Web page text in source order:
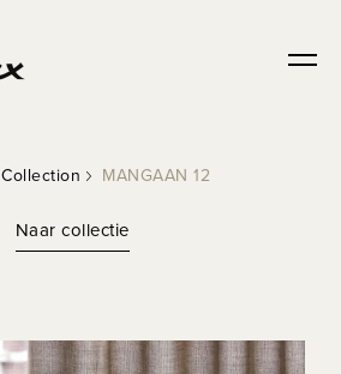
Collection MANGAAN 12
Naar collectie